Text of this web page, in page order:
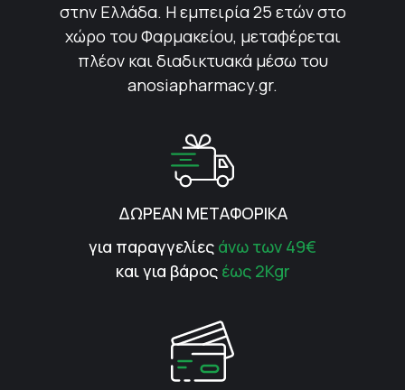
στην Ελλάδα. Η εμπειρία 25 ετών στο
χώρο του Φαρμακείου, μεταφέρεται
πλέον και διαδικτυακά μέσω του
anosiapharmacy.gr.
ΔΩΡΕΑΝ ΜΕΤΑΦΟΡΙΚΑ
για παραγγελίες άνω των 49€
και για βάρος έως 2Kgr